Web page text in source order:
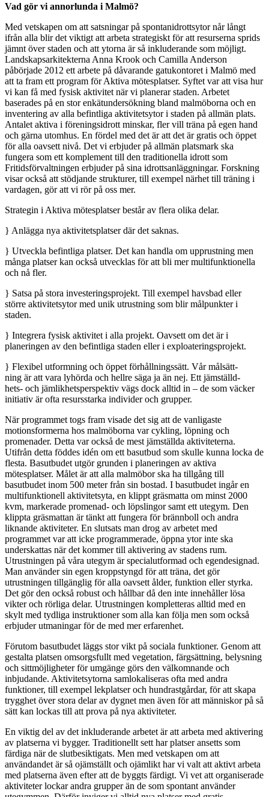
Vad gör vi annorlunda i Malmö?
Med vetskapen om att satsningar på spontanidrottsytor når långt
ifrån alla blir det viktigt att arbeta strategiskt för att resurserna sprids
jämnt över staden och att ytorna är så inkluderande som möjligt.
Landskapsarkitekterna Anna Krook och Camilla Anderson
påbörjade 2012 ett arbete på dåvarande gatukontoret i Malmö med
att ta fram ett program för Aktiva mötesplatser. Syftet var att visa hur
vi kan få med fysisk aktivitet när vi planerar staden. Arbetet
baserades på en stor enkätundersökning bland malmöborna och en
inventering av alla befintliga aktivitetsytor i staden på allmän plats.
Antalet aktiva i föreningsidrott minskar, fler vill träna på egen hand
och gärna utomhus. En fördel med det är att det är gratis och öppet
för alla oavsett nivå. Det vi erbjuder på allmän platsmark ska
fungera som ett komplement till den traditionella idrott som
Fritidsförvaltningen erbjuder på sina idrottsanläggningar. Forskning
visar också att stödjande strukturer, till exempel närhet till träning i
vardagen, gör att vi rör på oss mer.
Strategin i Aktiva mötesplatser består av flera olika delar.
} Anlägga nya aktivitetsplatser där det saknas.
} Utveckla befintliga platser. Det kan handla om upprustning men
många platser kan också utvecklas för att bli mer multifunktionella
och nå fler.
} Satsa på stora investeringsprojekt. Till exempel havsbad eller
större aktivitetsytor med unik utrustning som blir målpunkter i
staden.
} Integrera fysisk aktivitet i alla projekt. Oavsett om det är i
planeringen av den befintliga staden eller i exploateringsprojekt.
} Flexibel utformning och öppet förhållningssätt. Vår målsätt-
ning är att vara lyhörda och hellre säga ja än nej. Ett jämställd-
hets- och jämlikhetsperspektiv vägs dock alltid in – de som väcker
initiativ är ofta resursstarka individer och grupper.
När programmet togs fram visade det sig att de vanligaste
motionsformerna hos malmöborna var cykling, löpning och
promenader. Detta var också de mest jämställda aktiviteterna.
Utifrån detta föddes idén om ett basutbud som skulle kunna locka de
flesta. Basutbudet utgör grunden i planeringen av aktiva
mötesplatser. Målet är att alla malmöbor ska ha tillgång till
basutbudet inom 500 meter från sin bostad. I basutbudet ingår en
multifunktionell aktivitetsyta, en klippt gräsmatta om minst 2000
kvm, markerade promenad- och löpslingor samt ett utegym. Den
klippta gräsmattan är tänkt att fungera för brännboll och andra
liknande aktiviteter. En slutsats man drog av arbetet med
programmet var att icke programmerade, öppna ytor inte ska
underskattas när det kommer till aktivering av stadens rum.
Utrustningen på våra utegym är specialutformad och egendesignad.
Man använder sin egen kroppstyngd för att träna, det gör
utrustningen tillgänglig för alla oavsett ålder, funktion eller styrka.
Det gör den också robust och hållbar då den inte innehåller lösa
vikter och rörliga delar. Utrustningen kompletteras alltid med en
skylt med tydliga instruktioner som alla kan följa men som också
erbjuder utmaningar för de med mer erfarenhet.
Förutom basutbudet läggs stor vikt på sociala funktioner. Genom att
gestalta platsen omsorgsfullt med vegetation, färgsättning, belysning
och sittmöjligheter för umgänge görs den välkomnande och
inbjudande. Aktivitetsytorna samlokaliseras ofta med andra
funktioner, till exempel lekplatser och hundrastgårdar, för att skapa
trygghet över stora delar av dygnet men även för att människor på så
sätt kan lockas till att prova på nya aktiviteter.
En viktig del av det inkluderande arbetet är att arbeta med aktivering
av platserna vi bygger. Traditionellt sett har platser ansetts som
färdiga när de slutbesiktigats. Men med vetskapen om att
användandet är så ojämställt och ojämlikt har vi valt att aktivt arbeta
med platserna även efter att de byggts färdigt. Vi vet att organiserade
aktiviteter lockar andra grupper än de som spontant använder